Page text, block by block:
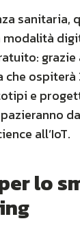
sanitaria,
modalità
grazie
ospiterà
e
all’IoT.
lo